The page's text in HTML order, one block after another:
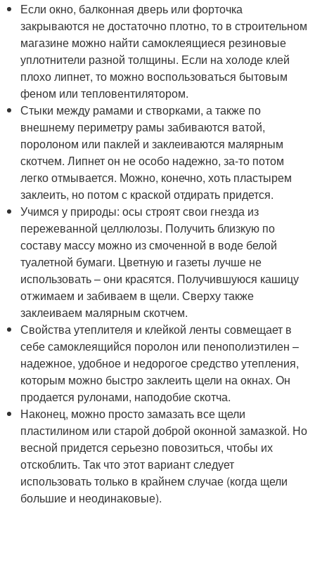
Если окно, балконная дверь или форточка
закрываются не достаточно плотно, то в строительном
магазине можно найти самоклеящиеся резиновые
уплотнители разной толщины. Если на холоде клей
плохо липнет, то можно воспользоваться бытовым
феном или тепловентилятором.
Стыки между рамами и створками, а также по
внешнему периметру рамы забиваются ватой,
поролоном или паклей и заклеиваются малярным
скотчем. Липнет он не особо надежно, за-то потом
легко отмывается. Можно, конечно, хоть пластырем
заклеить, но потом с краской отдирать придется.
Учимся у природы: осы строят свои гнезда из
пережеванной целлюлозы. Получить близкую по
составу массу можно из смоченной в воде белой
туалетной бумаги. Цветную и газеты лучше не
использовать – они красятся. Получившуюся кашицу
отжимаем и забиваем в щели. Сверху также
заклеиваем малярным скотчем.
Свойства утеплителя и клейкой ленты совмещает в
себе самоклеящийся поролон или пенополиэтилен –
надежное, удобное и недорогое средство утепления,
которым можно быстро заклеить щели на окнах. Он
продается рулонами, наподобие скотча.
Наконец, можно просто замазать все щели
пластилином или старой доброй оконной замазкой. Но
весной придется серьезно повозиться, чтобы их
отскоблить. Так что этот вариант следует
использовать только в крайнем случае (когда щели
большие и неодинаковые).